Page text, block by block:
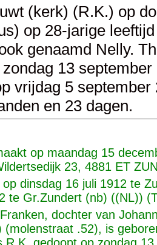
(kerk) (R.K.) op
op 28-jarige
genaamd Nelly.
13
vrijdag 5
en 23 dagen.
op maandag 15
23, 4881 ET
dinsdag 16 juli 1912 te
te Gr.Zundert (nb) ((NL))
dochter van
(molenstraat .52), is